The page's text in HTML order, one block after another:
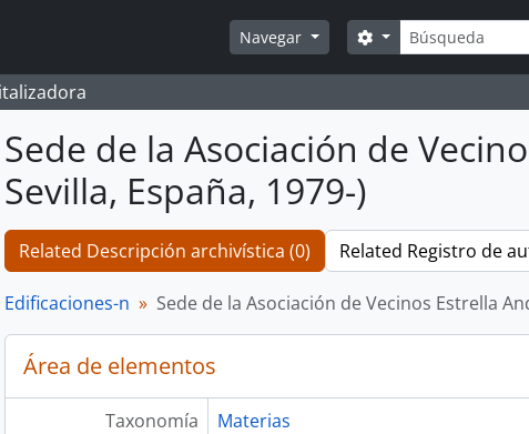
Navegar
Búsqueda
Search options
Sede de la Asociación de
Sevilla, España, 1979-)
Related Descripción archivística (0) Related Registro de
Edificaciones-n Sede de la Asociación de Vecinos Estrella
Área de elementos
Taxonomía
Materias